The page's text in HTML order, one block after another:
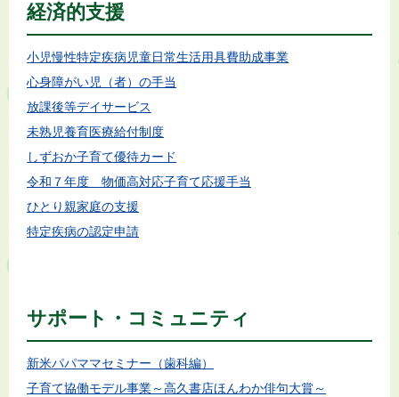
経済的支援
小児慢性特定疾病児童日常生活用具費助成事業
心身障がい児（者）の手当
放課後等デイサービス
未熟児養育医療給付制度
しずおか子育て優待カード
令和７年度 物価高対応子育て応援手当
ひとり親家庭の支援
特定疾病の認定申請
サポート・コミュニティ
新米パパママセミナー（歯科編）
子育て協働モデル事業～高久書店ほんわか俳句大賞～